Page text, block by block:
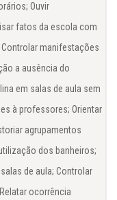
Ouvir
fatos da escola com
manifestações
a ausência do
em salas de aula sem
à professores; Orientar
agrupamentos
dos banheiros;
de aula; Controlar
ocorrência